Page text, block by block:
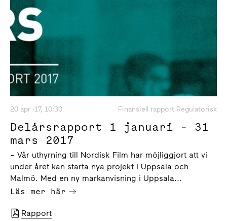
20 apr -17, 10:30 Finansiell rapport Regulatorisk
Delårsrapport 1 januari - 31
mars 2017
– Vår uthyrning till Nordisk Film har möjliggjort att vi
under året kan starta nya projekt i Uppsala och
Malmö. Med en ny markanvisning i Uppsala...
Läs mer här
Rapport